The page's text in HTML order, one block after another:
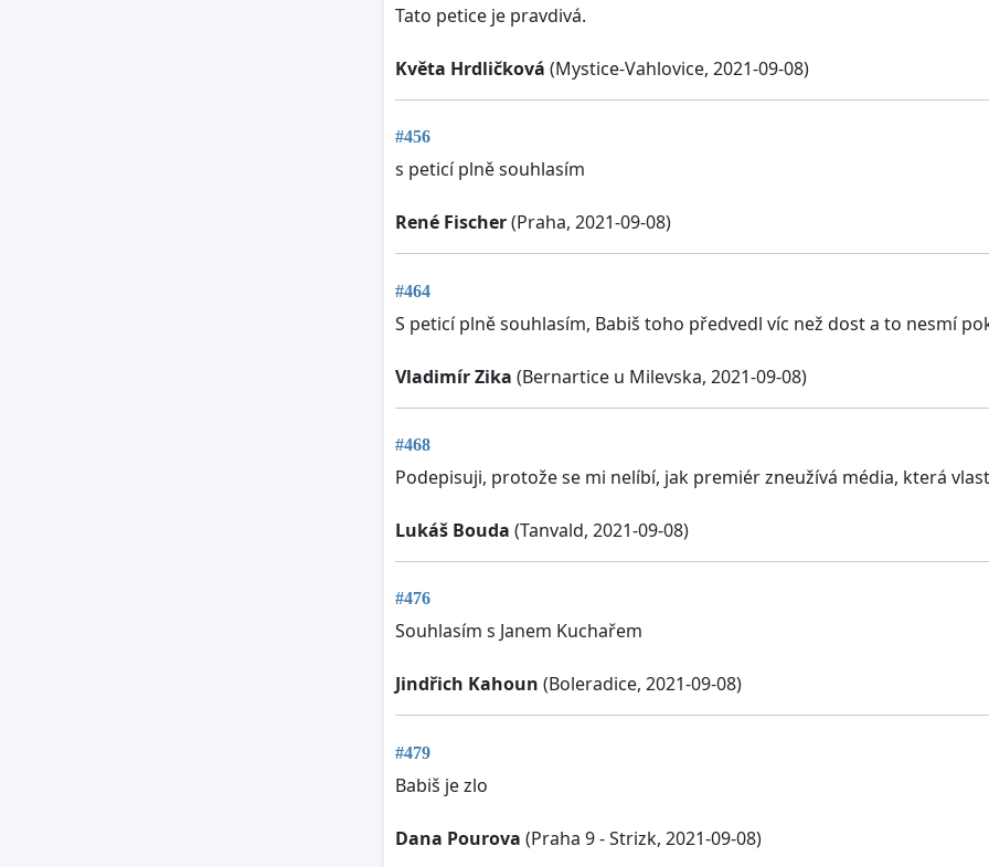
Tato petice je pravdivá.
Květa Hrdličková (Mystice-Vahlovice, 2021-09-08)
#456
s peticí plně souhlasím
René Fischer(Praha, 2021-09-08)
#464
S peticí plně souhlasím, Babiš toho předvedl víc než dost a to nesmí
Vladimír Zika (Bernartice u Milevska, 2021-09-08)
#468
Podepisuji, protože se mi nelíbí, jak premiér zneužívá média, která
Lukáš Bouda (Tanvald, 2021-09-08)
#476
Souhlasím s Janem Kuchařem
Jindřich Kahoun (Boleradice, 2021-09-08)
#479
Babiš je zlo
Dana Pourova (Praha 9 - Strizk, 2021-09-08)